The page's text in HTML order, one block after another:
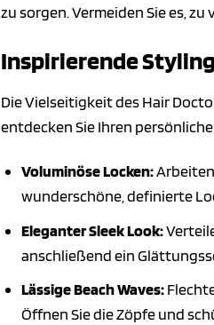
zu sorgen. Vermeiden Sie es,
Inspirierende
Die Vielseitigkeit des Hair
entdecken Sie Ihren
Voluminöse Locken:Arbeiten
wunderschöne, definierte
Eleganter Sleek Look:
anschließend ein
Lässige Beach Waves:
Öffnen Sie die Zöpfe und